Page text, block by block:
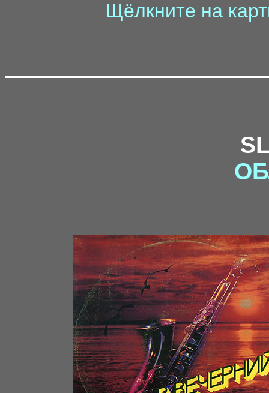
Щёлкните на